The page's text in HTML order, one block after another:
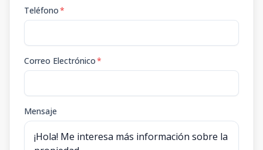
Teléfono*
Correo Electrónico*
Mensaje